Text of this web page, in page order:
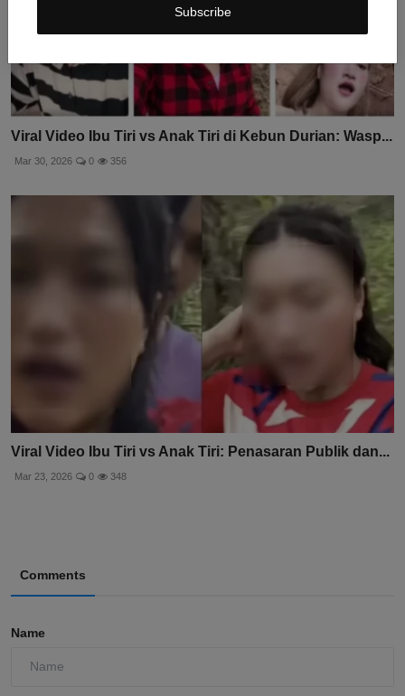
Subscribe
Viral Video Ibu Tiri vs Anak Tiri di Kebun Durian: Wasp...
Mar 30, 2026 0 356
Viral Video Ibu Tiri vs Anak Tiri: Penasaran Publik dan...
Mar 23, 2026 0 348
Comments
Name